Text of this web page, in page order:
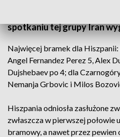
spotkaniu tej grupy Iran
Najwięcej bramek dla
Angel Fernandez Perez 5, Alex
Dujshebaev po 4; dla
Nemanja Grbovic i Milos
Hiszpania odniosła zasłużone
zwłaszcza w pierwszej
bramowy, a nawet przez pewien